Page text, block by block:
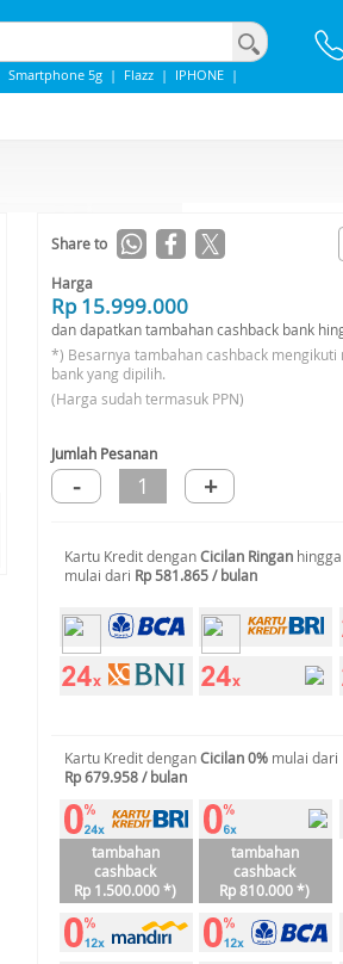
Smartphone 5g | Flazz | IPHONE |
Share to
Harga
Rp 15.999.000
dan dapatkan tambahan cashback bank
*) Besarnya tambahan cashback
bank yang dipilih.
(Harga sudah termasuk PPN)
Jumlah Pesanan
- 1 +
Kartu Kredit denganCicilan Ringan hingga
mulai dari Rp 581.865 / bulan
Kartu Kredit denganCicilan 0% mulai dari
Rp 679.958 / bulan
tambahan
cashback
Rp 1.500.000 *)
tambahan
cashback
Rp 810.000 *)